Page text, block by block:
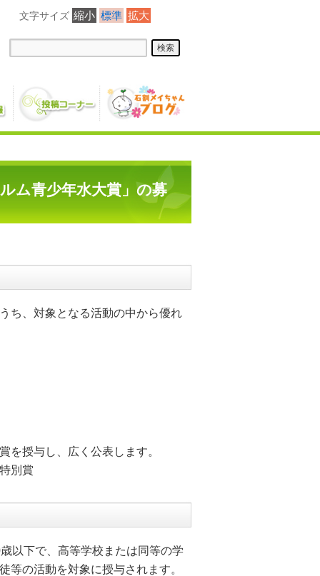
縮小 標準 拡大
ム青少年水大賞」の募
ち、対象となる活動の中から優れ
を授与し、広く公表します。
別賞
以下で、高等学校または同等の学
等の活動を対象に授与されます。